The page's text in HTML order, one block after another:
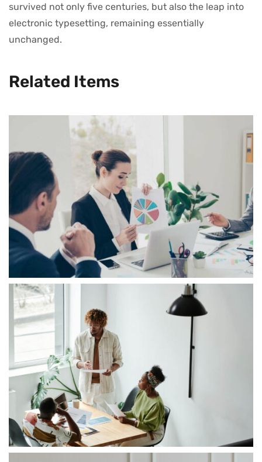
survived not only five centuries, but also the leap into
electronic typesetting, remaining essentially
unchanged.
Related Items